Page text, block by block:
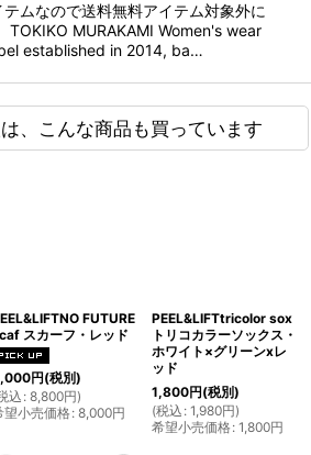
テムなので送料無料アイテム対象外に
TOKIKO MURAKAMI Women's wear
established in 2014, ba…
、こんな商品も買っています
FUTURE
スカーフ・レッド
円(税別)
込 : 8,800円)
望小売価格: 8,000円
PEEL&LIFTtricolor sox
トリコカラーソックス・
ホワイト×グリーンxレ
ッド
1,800円(税別)
(税込 : 1,980円)
希望小売価格: 1,800円